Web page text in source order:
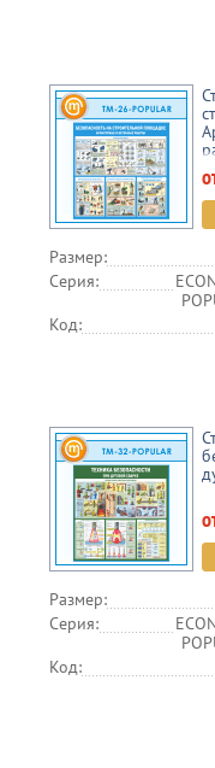
Размер:
Серия:
Код:
Размер:
Серия:
Код: